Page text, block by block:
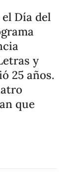
el Día del
y
25 años.
que